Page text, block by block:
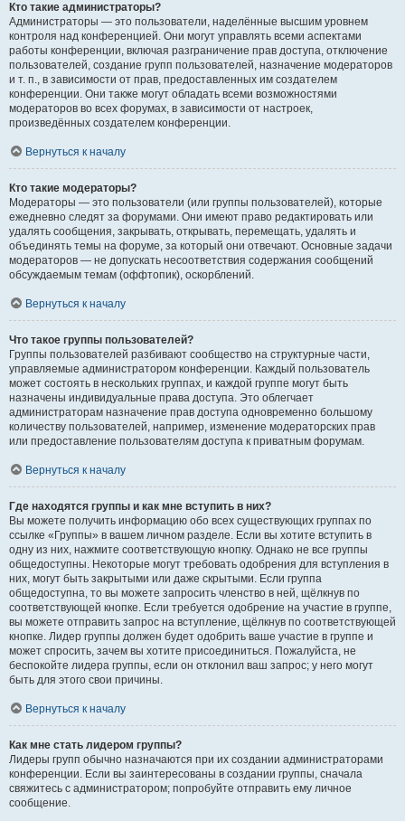
Кто такие администраторы?
Администраторы — это пользователи, наделённые высшим уровнем
контроля над конференцией. Они могут управлять всеми аспектами
работы конференции, включая разграничение прав доступа, отключение
пользователей, создание групп пользователей, назначение модераторов
и т. п., в зависимости от прав, предоставленных им создателем
конференции. Они также могут обладать всеми возможностями
модераторов во всех форумах, в зависимости от настроек,
произведённых создателем конференции.
Вернуться к началу
Кто такие модераторы?
Модераторы — это пользователи (или группы пользователей), которые
ежедневно следят за форумами. Они имеют право редактировать или
удалять сообщения, закрывать, открывать, перемещать, удалять и
объединять темы на форуме, за который они отвечают. Основные задачи
модераторов — не допускать несоответствия содержания сообщений
обсуждаемым темам (оффтопик), оскорблений.
Вернуться к началу
Что такое группы пользователей?
Группы пользователей разбивают сообщество на структурные части,
управляемые администратором конференции. Каждый пользователь
может состоять в нескольких группах, и каждой группе могут быть
назначены индивидуальные права доступа. Это облегчает
администраторам назначение прав доступа одновременно большому
количеству пользователей, например, изменение модераторских прав
или предоставление пользователям доступа к приватным форумам.
Вернуться к началу
Где находятся группы и как мне вступить в них?
Вы можете получить информацию обо всех существующих группах по
ссылке «Группы» в вашем личном разделе. Если вы хотите вступить в
одну из них, нажмите соответствующую кнопку. Однако не все группы
общедоступны. Некоторые могут требовать одобрения для вступления в
них, могут быть закрытыми или даже скрытыми. Если группа
общедоступна, то вы можете запросить членство в ней, щёлкнув по
соответствующей кнопке. Если требуется одобрение на участие в группе,
вы можете отправить запрос на вступление, щёлкнув по соответствующей
кнопке. Лидер группы должен будет одобрить ваше участие в группе и
может спросить, зачем вы хотите присоединиться. Пожалуйста, не
беспокойте лидера группы, если он отклонил ваш запрос; у него могут
быть для этого свои причины.
Вернуться к началу
Как мне стать лидером группы?
Лидеры групп обычно назначаются при их создании администраторами
конференции. Если вы заинтересованы в создании группы, сначала
свяжитесь с администратором; попробуйте отправить ему личное
сообщение.